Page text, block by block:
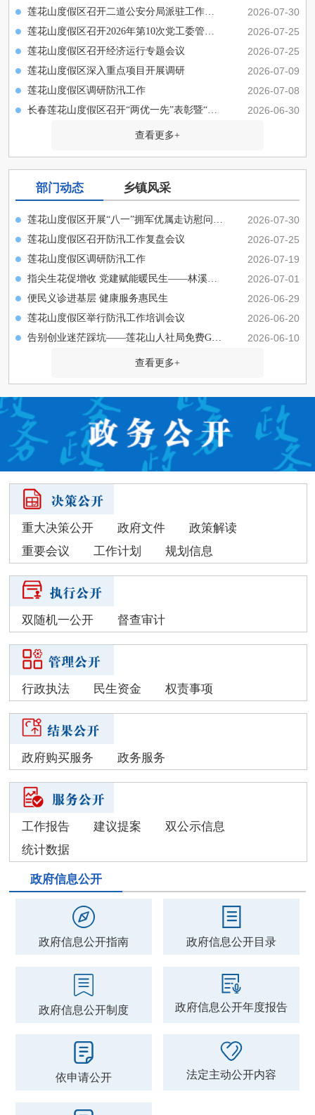
莲花山度假区召开二道公安分局派驻工作见面会 2026-07-30
2026-07-25
莲花山度假区召开经济运行专题会议 2026-07-25
莲花山度假区深入重点项目开展调研 2026-07-09
莲花山度假区调研防汛工作 2026-07-08
长春莲花山度假区召开“两优一先”表彰暨“光荣在党50年... 2026-06-30
查看更多+
部门动态 乡镇风采
2026-07-30
莲花山度假区召开防汛工作复盘会议 2026-07-25
莲花山度假区调研防汛工作 2026-07-19
指尖生花促增收 党建赋能暖民生——林溪社区巧做惠民文章... 2026-07-01
便民义诊进基层 健康服务惠民生 2026-06-29
莲花山度假区举行防汛工作培训会议 2026-06-20
告别创业迷茫踩坑——莲花山人社局免费GYB创业培训6.15开... 2026-06-10
查看更多+
重大决策公开 政府文件
政策解读
重要会议
工作计划 规划信息
双随机一公开 督查审计
行政执法 民生资金 权责事项
政府购买服务 政务服务
工作报告 建议提案
双公示信息
统计数据
政府信息公开
政府信息公开指南 政府信息公开目录
政府信息公开制度 政府信息公开年度报告
依申请公开 法定主动公开内容